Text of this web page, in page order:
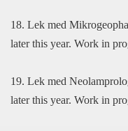
18. Lek med
later this year. Work in
19. Lek med
later this year. Work in